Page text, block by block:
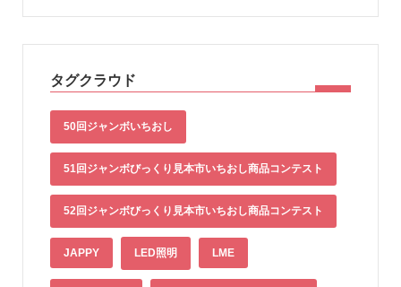
タグクラウド
50回ジャンボいちおし
51回ジャンボびっくり見本市いちおし商品コンテスト
52回ジャンボびっくり見本市いちおし商品コンテスト
JAPPY LED照明 LME